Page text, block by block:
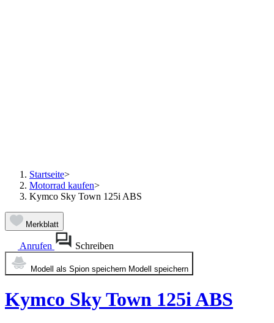
Startseite>
Motorrad kaufen>
Kymco Sky Town 125i ABS
Merkblatt
Anrufen Schreiben
Modell als Spion speichern Modell speichern
Kymco Sky Town 125i ABS